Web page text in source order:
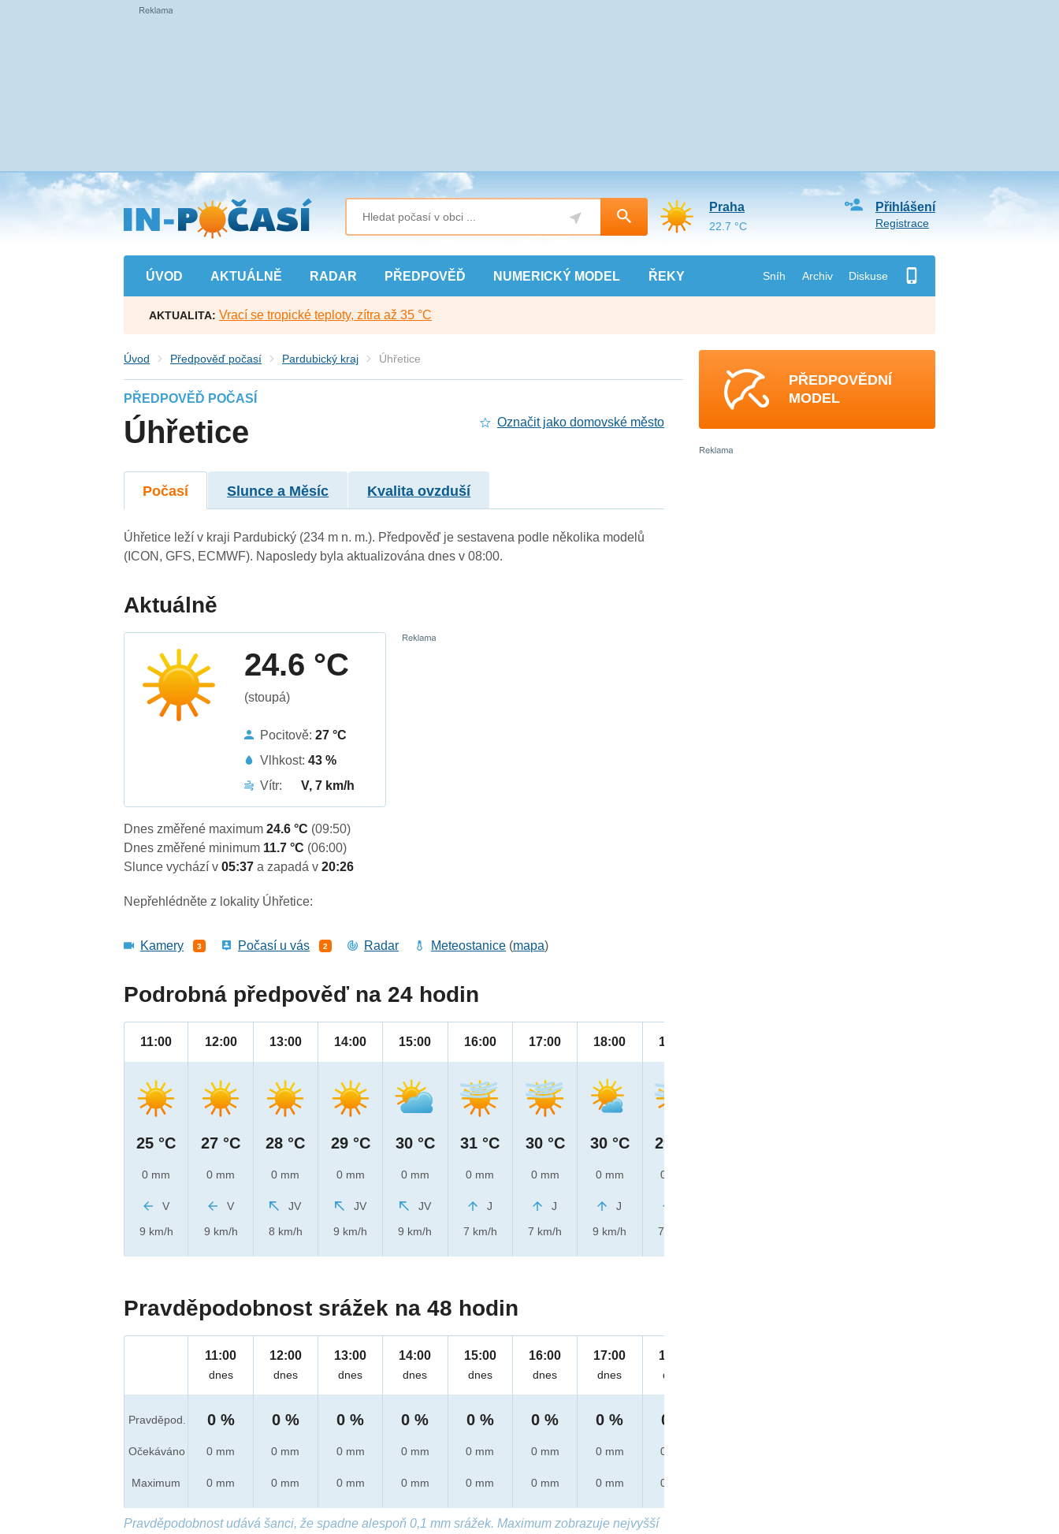
Přejít
na
hlavní
obsah
ÚVOD AKTUÁLNĚ RADAR PŘEDPOVĚĎ NUMERICKÝ MODEL ŘEKY Sníh Archiv Diskuse
Přihlášení
Registrace
Praha
22.7 °C
AKTUALITA: Vrací se tropické teploty, zítra až 35 °C
Úvod Předpověď počasí Pardubický kraj Úhřetice
PŘEDPOVĚĎ POČASÍ
Úhřetice Označit jako domovské město
Počasí Slunce a Měsíc Kvalita ovzduší
Úhřetice leží v kraji Pardubický (234 m n. m.). Předpověď je sestavena podle několika modelů
(ICON, GFS, ECMWF). Naposledy byla aktualizována dnes v 08:00.
Aktuálně
24.6 °C
(stoupá)
Pocitově:27 °C
Vlhkost:43 %
Vítr:
V, 7 km/h
Dnes změřené maximum24.6 °C (09:50)
Dnes změřené minimum 11.7 °C (06:00)
Slunce vychází v05:37a zapadá v20:26
Nepřehlédněte z lokality Úhřetice:
Kamery 3 Počasí u vás 2 Radar Meteostanice (mapa)
Podrobná předpověď na 24 hodin
11:00
25 °C
0 mm
V
9 km/h
12:00
27 °C
0 mm
V
9 km/h
13:00
28 °C
0 mm
JV
8 km/h
14:00
29 °C
0 mm
JV
9 km/h
15:00
30 °C
0 mm
JV
9 km/h
16:00
31 °C
0 mm
J
7 km/h
17:00
30 °C
0 mm
J
7 km/h
18:00
30 °C
0 mm
J
9 km/h
19:00
29 °C
0 mm
7 km/h
Pravděpodobnost srážek na 48 hodin
Pravděpod.
Očekáváno
Maximum
11:00
dnes
0 %
0 mm
0 mm
12:00
dnes
0 %
0 mm
0 mm
13:00
dnes
0 %
0 mm
0 mm
14:00
dnes
0 %
0 mm
0 mm
15:00
dnes
0 %
0 mm
0 mm
16:00
dnes
0 %
0 mm
0 mm
17:00
dnes
0 %
0 mm
0 mm
18:00
dnes
0 %
0 mm
0 mm
Pravděpodobnost udává šanci, že spadne alespoň 0,1 mm srážek. Maximum zobrazuje nejvyšší
PŘEDPOVĚDNÍ
MODEL